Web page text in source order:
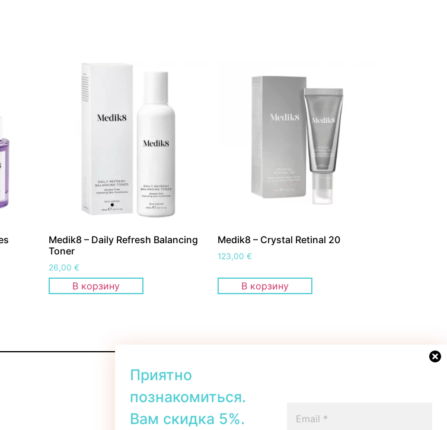
Приятно
познакомиться.
Вам скидка 5%.
Medik8 – Daily Refresh Balancing
Toner
26,00 €
В корзину
Medik8 – Crystal Retinal 20
123,00 €
В корзину
Kadaka tee 42b, Tallinn
Пн-Пт: 11:00–19:00